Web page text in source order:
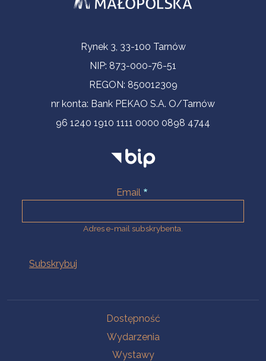
Informacje kontaktoweRynek 3, 33-100 Tarnów
NIP: 873-000-76-51
REGON: 850012309
nr konta: Bank PEKAO S.A. O/Tarnów
96 1240 1910 1111 0000 0898 4744
Email
Adres e-mail subskrybenta.
Dostępność
Wydarzenia
Wystawy